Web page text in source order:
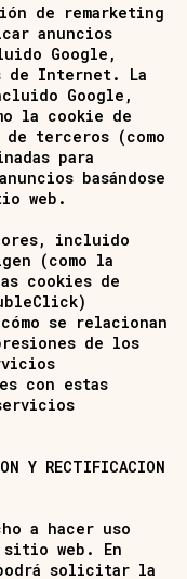
de remarketing
anuncios
Google,
de Internet. La
Google,
la cookie de
terceros (como
para
basándose
web.
incluido
(como la
cookies de
se relacionan
de los
con estas
Y RECTIFICACION
a hacer uso
sitio web. En
solicitar la